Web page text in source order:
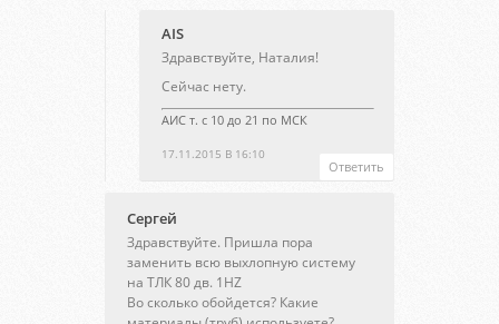
AIS
17.11.2015 В 16:10
Здравствуйте, Наталия!
Сейчас нету.
АИС т. с 10 до 21 по МСК
Ответить
Сергей
Здравствуйте. Пришла пора
заменить всю выхлопную систему
на ТЛК 80 дв. 1HZ
Во сколько обойдется? Какие